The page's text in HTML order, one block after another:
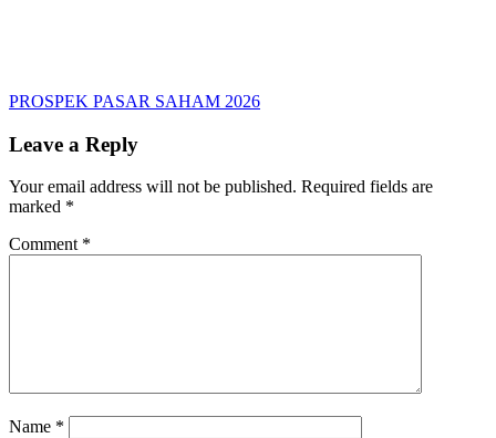
PROSPEK PASAR SAHAM 2026
Leave a Reply
Your email address will not be published. Required fields are
marked *
Comment *
Name *